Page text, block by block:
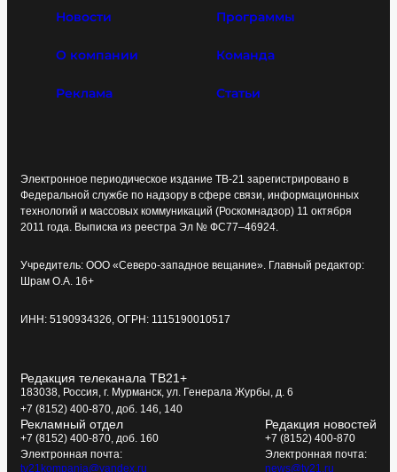
Новости Программы
О компании Команда
Реклама Статьи
Электронное периодическое издание ТВ-21 зарегистрировано в
Федеральной службе по надзору в сфере связи, информационных
технологий и массовых коммуникаций (Роскомнадзор) 11 октября
2011 года. Выписка из реестра Эл № ФС77–46924.
Учредитель: ООО «Северо-западное вещание». Главный редактор:
Шрам О.А. 16+
ИНН: 5190934326, ОГРН: 1115190010517
Редакция телеканала ТВ21+
183038, Россия, г. Мурманск, ул. Генерала Журбы, д. 6
+7 (8152) 400-870, доб. 146, 140
Рекламный отдел
+7 (8152) 400-870, доб. 160
Электронная почта:
tv21kompania@yandex.ru
Редакция новостей
+7 (8152) 400-870
Электронная почта:
news@tv21.ru